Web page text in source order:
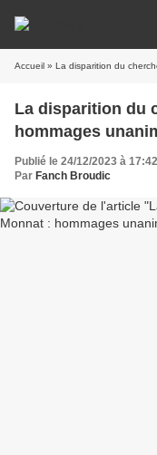
Accueil » La disparition du
La disparition du
hommages
Publié le 24/12/2023 à 17:42
Par Fanch Broudic